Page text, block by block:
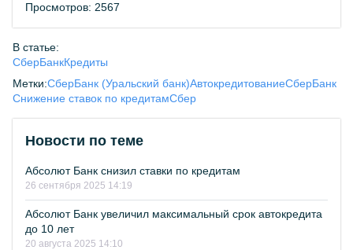
Просмотров: 2567
В статье:
СберБанкКредиты
Метки:СберБанк (Уральский банк)АвтокредитованиеСберБанк
Снижение ставок по кредитамСбер
Новости по теме
Абсолют Банк снизил ставки по кредитам
26 сентября 2025 14:19
Абсолют Банк увеличил максимальный срок автокредита
до 10 лет
20 августа 2025 14:10